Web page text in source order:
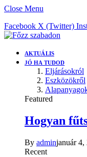
Close Menu
Facebook X (Twitter)
AKTUÁLIS
JÓ HA TUDOD
Eljárásokról
Eszközökről
Featured
Hogyan
By adminjanuár 4,
Recent